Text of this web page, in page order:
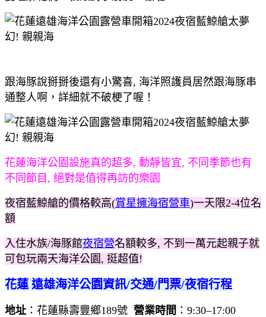
跟海豚說掰掰後還有小驚喜, 海洋照護員居然跟海豚串
通整人啊，詳細就不破梗了喔！
花蓮海洋公園設施真的超多, 動靜皆宜, 不同季節也有
不同節目, 絕對是值得再訪的樂園
夜宿藍鯨艙的價格較高(賞星擁海宿營車)一天限2-4位名
額
入住水族/海豚館夜宿營名額較多, 不到一萬元起親子就
可包玩兩天海洋公園, 挺超值!
花蓮 遠雄海洋公園資訊/交通/門票/夜宿行程
地址 ：花蓮縣壽豐鄉189號 營業時間 ：9:30–17:00